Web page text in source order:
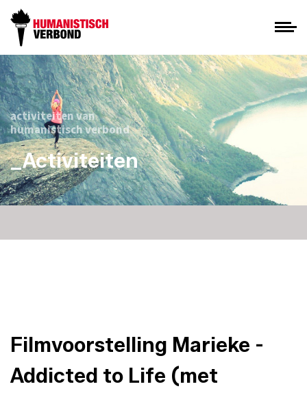
activiteiten van
humanistisch verbond
_Activiteiten
Filmvoorstelling Marieke -
Addicted to Life (met